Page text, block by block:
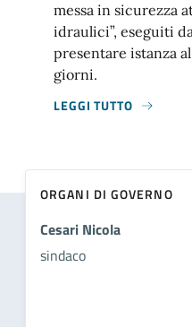
messa in sicurezza
idraulici”, eseguiti
presentare istanza
giorni.
LEGGI TUTTO
ORGANI DI GOVERNO
Cesari Nicola
sindaco